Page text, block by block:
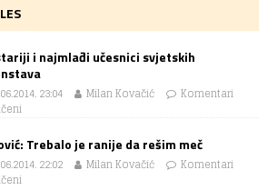
i najmlađi učesnici svjetskih
23:04 Milan Kovačić
Komentari
Trebalo je ranije da rešim meč
22:02 Milan Kovačić
Komentari